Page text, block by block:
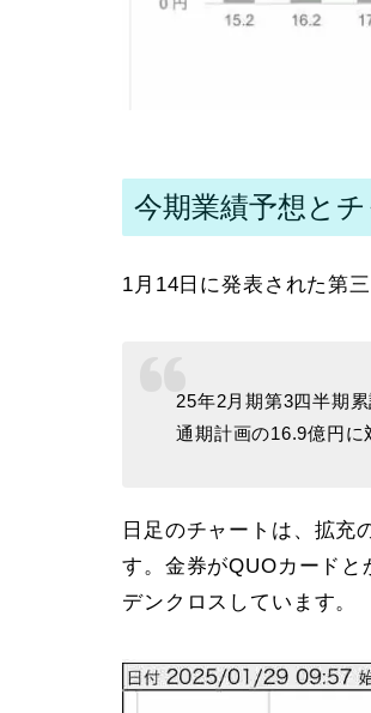
今期業績予想とチ
1月14日に発表された第
25年2月期第3四半期
通期計画の16.9億円に
日足のチャートは、拡充
す。金券がQUOカード
デンクロスしています。